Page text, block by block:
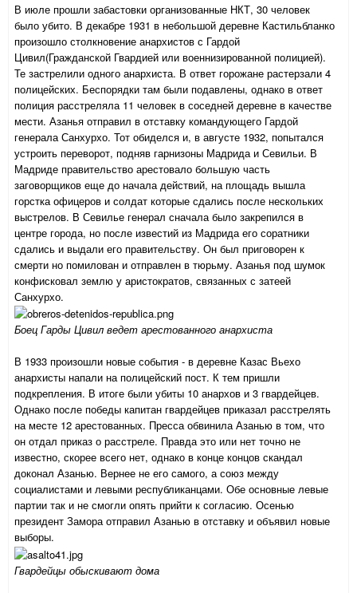
В июле прошли забастовки организованные НКТ, 30 человек
было убито. В декабре 1931 в небольшой деревне Кастильбланко
произошло столкновение анархистов с Гардой
Цивил(Гражданской Гвардией или военнизированной полицией).
Те застрелили одного анархиста. В ответ горожане растерзали 4
полицейских. Беспорядки там были подавлены, однако в ответ
полиция расстреляла 11 человек в соседней деревне в качестве
мести. Азанья отправил в отставку командующего Гардой
генерала Санхурхо. Тот обиделся и, в августе 1932, попытался
устроить переворот, подняв гарнизоны Мадрида и Севильи. В
Мадриде правительство арестовало большую часть
заговорщиков еще до начала действий, на площадь вышла
горстка офицеров и солдат которые сдались после нескольких
выстрелов. В Севилье генерал сначала было закрепился в
центре города, но после известий из Мадрида его соратники
сдались и выдали его правительству. Он был приговорен к
смерти но помилован и отправлен в тюрьму. Азанья под шумок
конфисковал землю у аристократов, связанных с затеей
Санхурхо.
Боец Гарды Цивил ведет арестованного анархиста
В 1933 произошли новые события - в деревне Казас Вьехо
анархисты напали на полицейский пост. К тем пришли
подкрепления. В итоге были убиты 10 анархов и 3 гвардейцев.
Однако после победы капитан гвардейцев приказал расстрелять
на месте 12 арестованных. Пресса обвинила Азанью в том, что
он отдал приказ о расстреле. Правда это или нет точно не
известно, скорее всего нет, однако в конце концов скандал
доконал Азанью. Вернее не его самого, а союз между
социалистами и левыми республиканцами. Обе основные левые
партии так и не смогли опять прийти к согласию. Осенью
президент Замора отправил Азанью в отставку и объявил новые
выборы.
Гвардейцы обыскивают дома